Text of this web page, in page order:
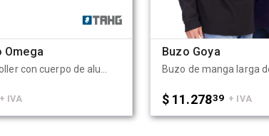
+ IVA
Buzo Goya
$ 11.27839 + IVA